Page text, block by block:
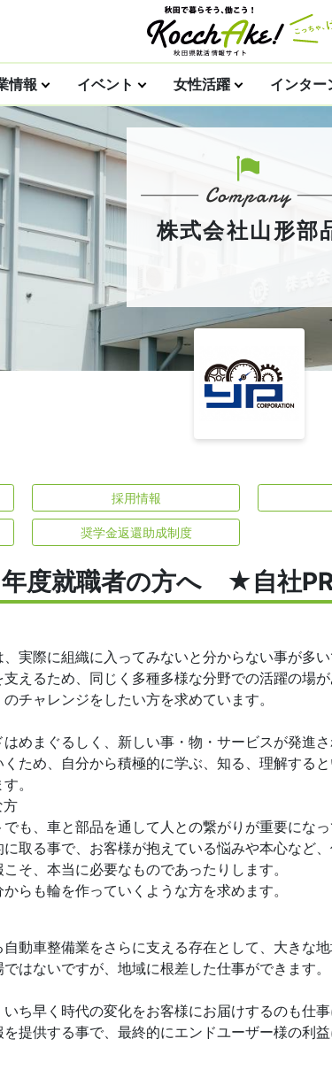
情報 イベント 女性活躍 インター
株式会社山形部
採用情報
奨学金返還助成制度
度就職者の方へ ★自社
際に組織に入ってみないと分からない事が多い
えるため、同じく多種多様な分野での活躍の場が
チャレンジをしたい方を求めています。
まぐるしく、新しい事・物・サービスが発進さ
ため、自分から積極的に学ぶ、知る、理解すると
。
方
、車と部品を通して人との繋がりが重要になっ
取る事で、お客様が抱えている悩みや本心など
そ、本当に必要なものであったりします。
も輪を作っていくような方を求めます。
車整備業をさらに支える存在として、大きな地
はないですが、地域に根差した仕事ができます。
早く時代の変化をお客様にお届けするのも仕事
提供する事で、最終的にエンドユーザー様の利益